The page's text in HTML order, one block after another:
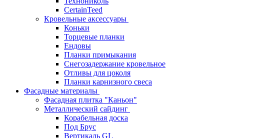
CertainTeed
Кровельные аксессуары
Коньки
Торцевые планки
Ендовы
Планки примыкания
Снегозадержание кровельное
Отливы для цоколя
Планки карнизного свеса
Фасадные материалы
Фасадная плитка "Каньон"
Металлический сайдинг
Корабельная доска
Под Брус
Вертикаль GL